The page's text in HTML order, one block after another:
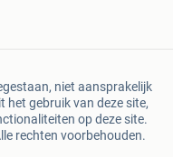
niet aansprakelijk
gebruik van deze site,
op deze site.
rechten voorbehouden.